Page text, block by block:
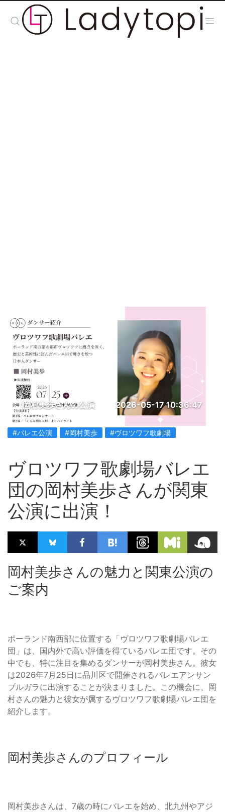
岡村美歩さんの公演 2026-05-17 10:36:47
#バレエ公演 #岡村美歩 #ヴロツワフ歌劇場
ヴロツワフ歌劇場バレエ
団の岡村美歩さんが関東
公演に出演！
岡村美歩さんの魅力と関東公演の
ご案内
ポーランド南西部に位置する「ヴロツワフ歌劇場バレエ
団」は、国内外で高い評価を得ているバレエ団です。その
中でも、特に注目を集めるダンサーが岡村美歩さん。彼女
は2026年7月25日に品川区で開催されるバレエアンサン
ブルガラに出演することが決まりました。この機会に、岡
村さんの魅力と彼女が属するヴロツワフ歌劇場バレエ団を
紹介します。
岡村美歩さんのプロフィール
岡村美歩さんは、7歳の時にバレエを始め、北九州やアジ